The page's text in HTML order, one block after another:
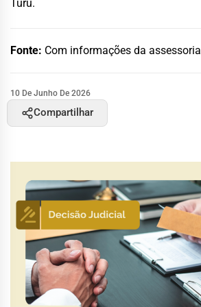
Turu.
Fonte: Com informações da assessoria
10 De Junho De 2026
Compartilhar